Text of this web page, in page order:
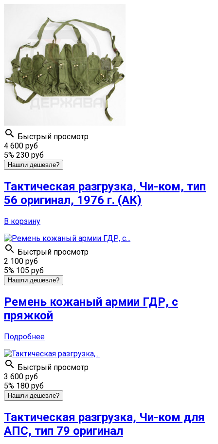
 Быстрый просмотр
4 600 руб
5% 230 руб
Нашли дешевле?
Тактическая разгрузка, Чи-ком, тип
56 оригинал, 1976 г. (АК)
В корзину
 Быстрый просмотр
2 100 руб
5% 105 руб
Нашли дешевле?
Ремень кожаный армии ГДР, с
пряжкой
Подробнее
 Быстрый просмотр
3 600 руб
5% 180 руб
Нашли дешевле?
Тактическая разгрузка, Чи-ком для
АПС, тип 79 оригинал